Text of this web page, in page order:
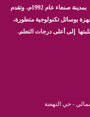
رياض ومدارس النهضة الحديثة مدارس أهلية تأسست بمدينة صنعاء عام 1992م، وتقدم
بوسائل تكنولوجية متطورة،
إلى أعلى درجات التعلم.
- حي النهضة